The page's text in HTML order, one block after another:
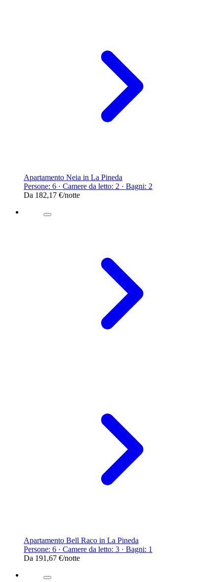
Apartamento Neia in La Pineda
Persone: 6 · Camere da letto: 2 · Bagni: 2
Da 182,17 €/notte
Apartamento Bell Raco in La Pineda
Persone: 6 · Camere da letto: 3 · Bagni: 1
Da 191,67 €/notte